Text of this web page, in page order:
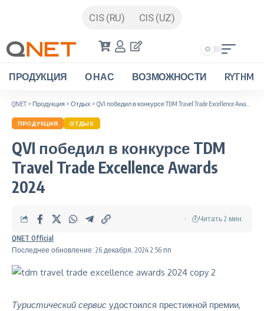
CIS (RU) CIS (UZ)
ПРОДУКЦИЯ О НАС ВОЗМОЖНОСТИ RYTHM
QNET> Продукция > Отдых > QVI победил в конкурсе TDM Travel Trade Excellence Awards 2024
ПРОДУКЦИЯ ОТДЫХ
QVI победил в конкурсе TDM
Travel Trade Excellence Awards
2024
Последнее обновление: 26 декабря, 2024 2:56 пп
QNET Official
Читать 2 мин.
Туристический сервис удостоился престижной премии,